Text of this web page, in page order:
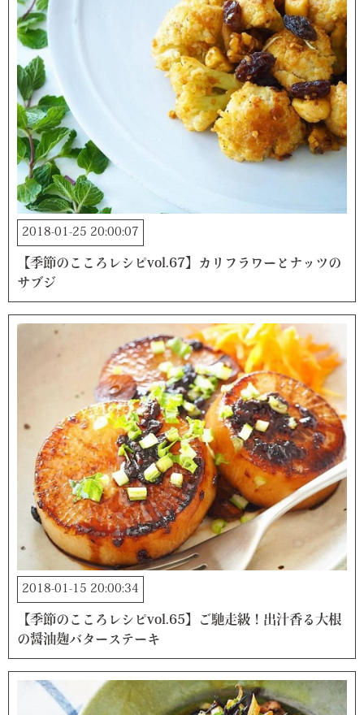
2018-01-25 20:00:07
【季節のこころレシピvol.67】カリフラワーとナッツの
サブジ
2018-01-15 20:00:34
【季節のこころレシピvol.65】ご馳走級！出汁香る大根
の醤油麹バターステーキ